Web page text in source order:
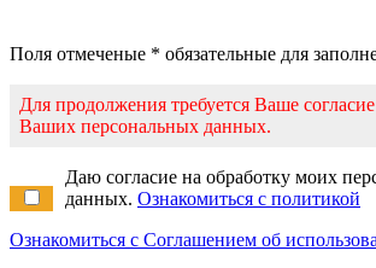
Поля отмеченые * обязательные для
Для продолжения требуется Ваше
Ваших персональных данных.
Даю согласие на обработку моих
данных. Ознакомиться с политикой
Ознакомиться с Соглашением об